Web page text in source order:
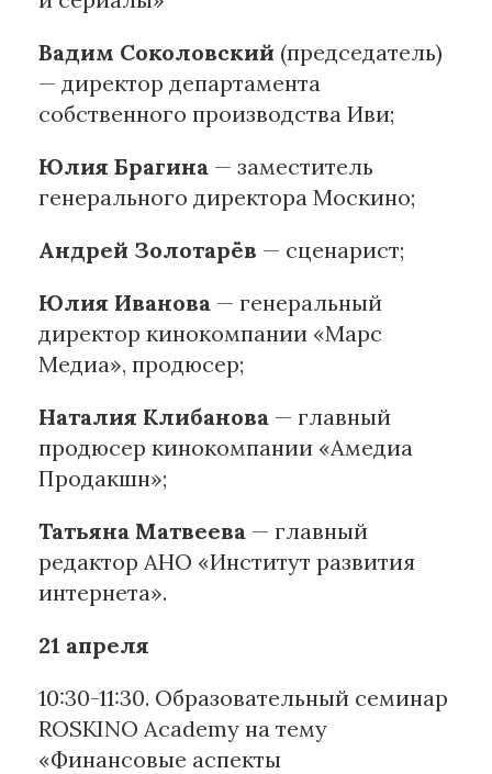
Вадим Соколовский (председатель)
— директор департамента
собственного производства Иви;
Юлия Брагина — заместитель
генерального директора Москино;
Андрей Золотарёв — сценарист;
Юлия Иванова — генеральный
директор кинокомпании «Марс
Медиа», продюсер;
Наталия Клибанова — главный
продюсер кинокомпании «Амедиа
Продакшн»;
Татьяна Матвеева — главный
редактор АНО «Институт развития
интернета».
21 апреля
10:30-11:30. Образовательный семинар
ROSKINO Academy на тему
«Финансовые аспекты